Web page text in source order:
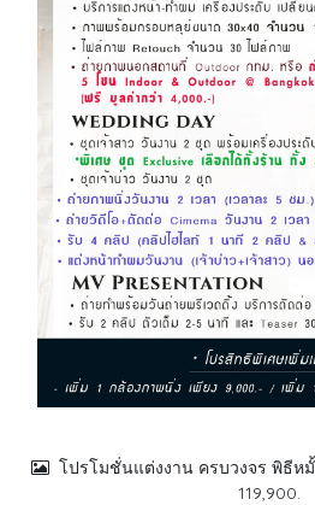
โปรโมชั่นแต่งงาน ครบวงจร พิธีห
119,900.